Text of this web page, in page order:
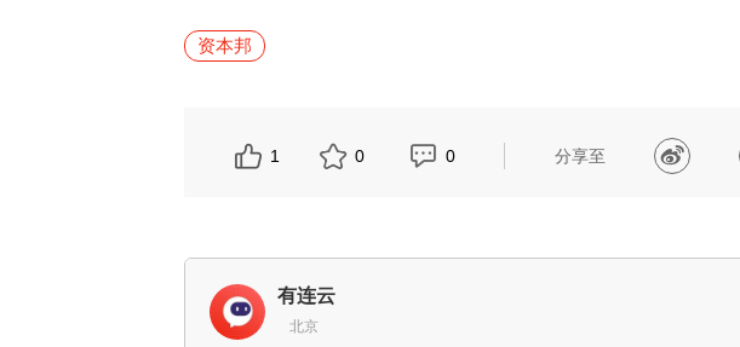
资本邦
1 0 0 分享至
有连云
北京